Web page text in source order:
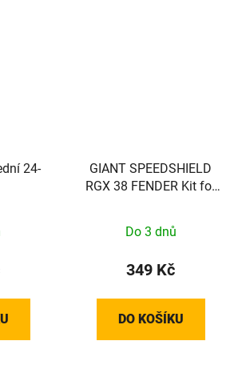
24-
GIANT SPEEDSHIELD
RGX 38 FENDER Kit for
Do 3 dnů
349 Kč
DO KOŠÍKU